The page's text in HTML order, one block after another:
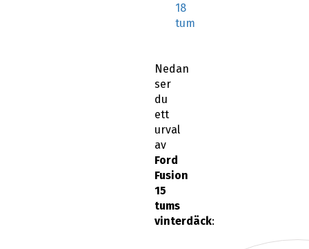
18
tum
Nedan
ser
du
ett
urval
av
Ford
Fusion
15
tums
vinterdäck: